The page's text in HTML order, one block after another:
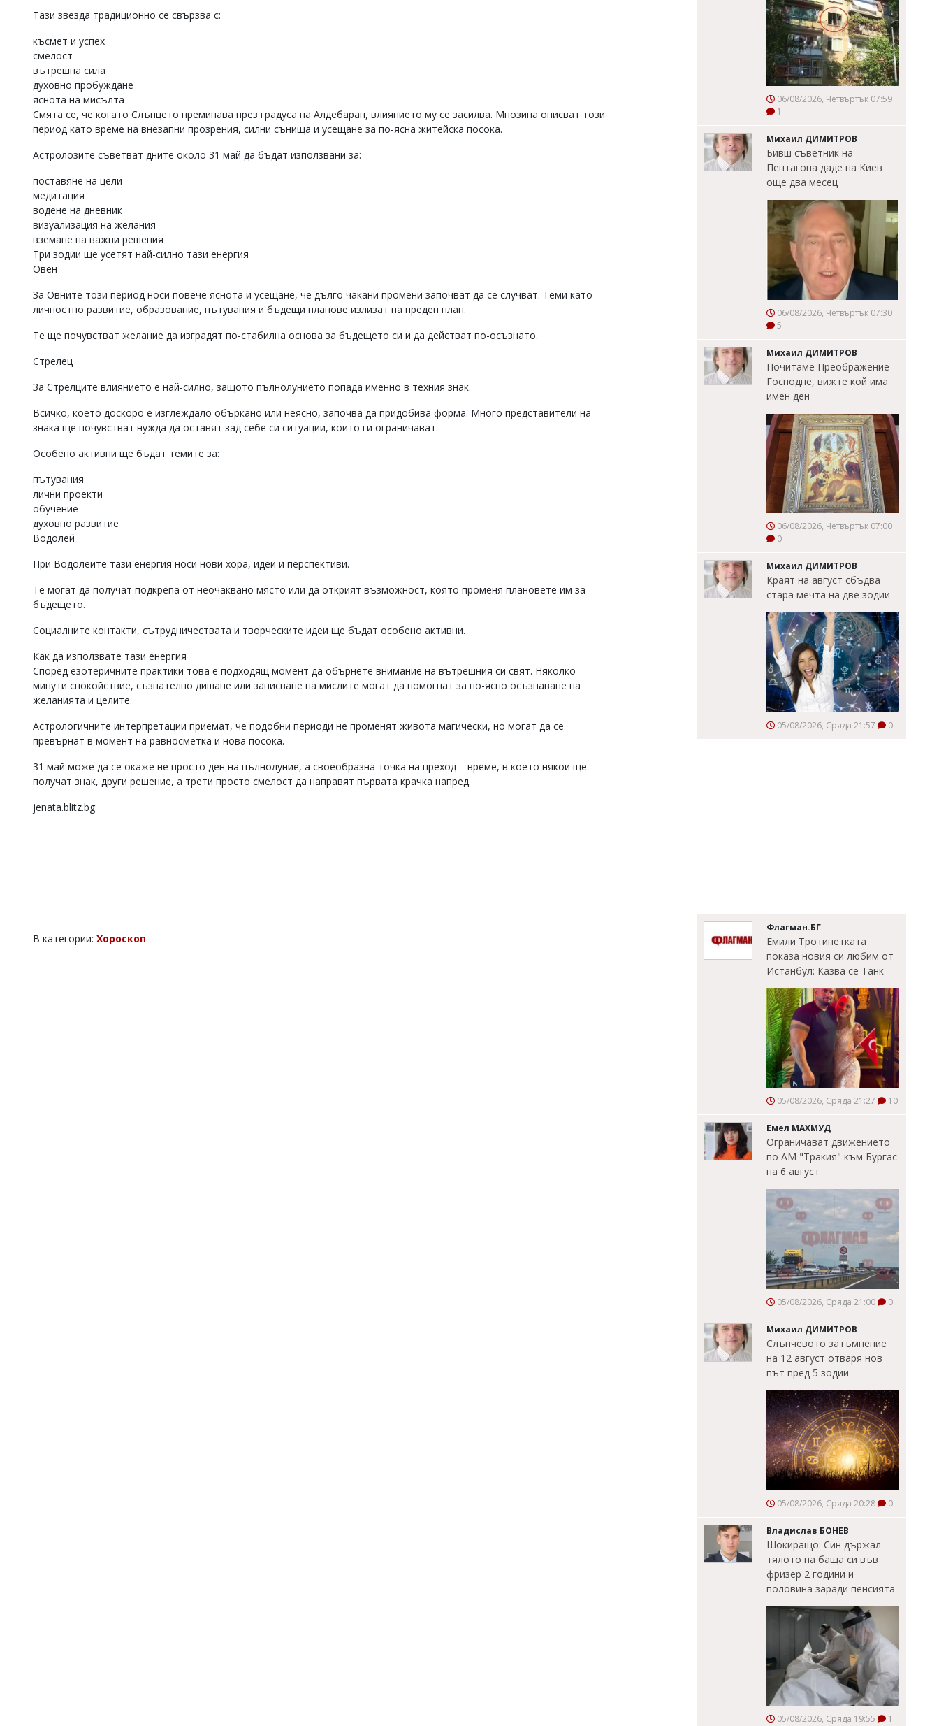
обиден
коментар,
сигнализирайте
Тази звезда традиционно се свързва с:
късмет и успех
смелост
вътрешна сила
духовно пробуждане
яснота на мисълта
Смята се, че когато Слънцето преминава през градуса на Алдебаран, влиянието му се засилва. Мнозина описват този
период като време на внезапни прозрения, силни сънища и усещане за по-ясна житейска посока.
Астролозите съветват дните около 31 май да бъдат използвани за:
поставяне на цели
медитация
водене на дневник
визуализация на желания
вземане на важни решения
Три зодии ще усетят най-силно тази енергия
Овен
За Овните този период носи повече яснота и усещане, че дълго чакани промени започват да се случват. Теми като
личностно развитие, образование, пътувания и бъдещи планове излизат на преден план.
Те ще почувстват желание да изградят по-стабилна основа за бъдещето си и да действат по-осъзнато.
Стрелец
За Стрелците влиянието е най-силно, защото пълнолунието попада именно в техния знак.
Всичко, което доскоро е изглеждало объркано или неясно, започва да придобива форма. Много представители на
знака ще почувстват нужда да оставят зад себе си ситуации, които ги ограничават.
Особено активни ще бъдат темите за:
пътувания
лични проекти
обучение
духовно развитие
Водолей
При Водолеите тази енергия носи нови хора, идеи и перспективи.
Те могат да получат подкрепа от неочаквано място или да открият възможност, която променя плановете им за
бъдещето.
Социалните контакти, сътрудничествата и творческите идеи ще бъдат особено активни.
Как да използвате тази енергия
Според езотеричните практики това е подходящ момент да обърнете внимание на вътрешния си свят. Няколко
минути спокойствие, съзнателно дишане или записване на мислите могат да помогнат за по-ясно осъзнаване на
желанията и целите.
Астрологичните интерпретации приемат, че подобни периоди не променят живота магически, но могат да се
превърнат в момент на равносметка и нова посока.
31 май може да се окаже не просто ден на пълнолуние, а своеобразна точка на преход – време, в което някои ще
получат знак, други решение, а трети просто смелост да направят първата крачка напред.
jenata.blitz.bg
В категории: Хороскоп
06/08/2026, Четвъртък 07:59
1
Михаил ДИМИТРОВ
Бивш съветник на
Пентагона даде на Киев
още два месец
06/08/2026, Четвъртък 07:30
5
Михаил ДИМИТРОВ
Почитаме Преображение
Господне, вижте кой има
имен ден
06/08/2026, Четвъртък 07:00
0
Михаил ДИМИТРОВ
Краят на август сбъдва
стара мечта на две зодии
05/08/2026, Сряда 21:57 0
Флагман.БГ
Емили Тротинетката
показа новия си любим от
Истанбул: Казва се Танк
05/08/2026, Сряда 21:27 10
Емел МАХМУД
Ограничават движението
по АМ "Тракия" към Бургас
на 6 август
05/08/2026, Сряда 21:00 0
Михаил ДИМИТРОВ
Слънчевото затъмнение
на 12 август отваря нов
път пред 5 зодии
05/08/2026, Сряда 20:28 0
Владислав БОНЕВ
Шокиращо: Син държал
тялото на баща си във
фризер 2 години и
половина заради пенсията
05/08/2026, Сряда 19:55 1